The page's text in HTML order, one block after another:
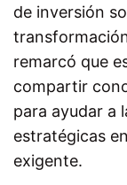
de inversión
remarcó que
compartir
para ayudar a
estratégicas
exigente.